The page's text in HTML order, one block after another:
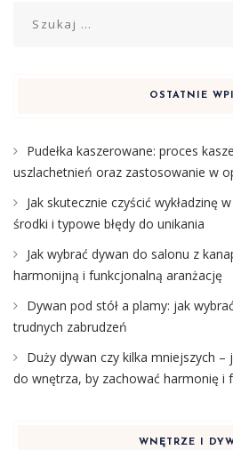
OSTATNIE
Pudełka kaszerowane: proces
uszlachetnień oraz zastosowanie w
Jak skutecznie czyścić wykładzinę
środki i typowe błędy do unikania
Jak wybrać dywan do salonu z
harmonijną i funkcjonalną aranżację
Dywan pod stół a plamy: jak
trudnych zabrudzeń
Duży dywan czy kilka mniejszych –
do wnętrza, by zachować harmonię i
WNĘTRZE I